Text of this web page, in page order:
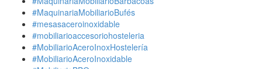
#MaquinariaMobiliarioBufés
#mesasaceroinoxidable
#mobiliarioaccesoriohosteleria
#MobiliarioAceroInoxHostelería
#MobiliarioAceroInoxidable